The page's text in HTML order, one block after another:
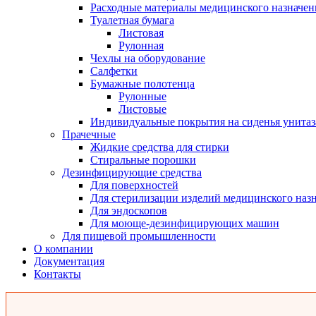
Расходные материалы медицинского
Туалетная бумага
Листовая
Рулонная
Чехлы на оборудование
Салфетки
Бумажные полотенца
Рулонные
Листовые
Индивидуальные покрытия на сиденья
Прачечные
Жидкие средства для стирки
Стиральные порошки
Дезинфицирующие средства
Для поверхностей
Для стерилизации изделий медицинского
Для эндоскопов
Для моюще-дезинфицирующих машин
Для пищевой промышленности
О компании
Документация
Контакты